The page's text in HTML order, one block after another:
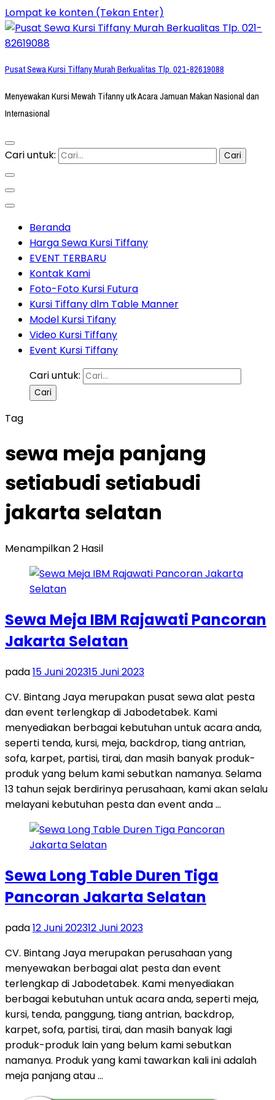
Lompat ke konten (Tekan Enter)
Pusat Sewa Kursi Tiffany Murah Berkualitas Tlp. 021-82619088
Menyewakan Kursi Mewah Tifanny utk Acara Jamuan Makan Nasional dan
Internasional
Cari untuk:
Beranda
Harga Sewa Kursi Tiffany
EVENT TERBARU
Kontak Kami
Foto-Foto Kursi Futura
Kursi Tiffany dlm Table Manner
Model Kursi Tifany
Video Kursi Tiffany
Event Kursi Tiffany
Cari untuk:
Tag
sewa meja panjang
setiabudi setiabudi
jakarta selatan
Menampilkan 2 Hasil
Sewa Meja IBM Rajawati Pancoran
Jakarta Selatan
pada15 Juni 202315 Juni 2023
CV. Bintang Jaya merupakan pusat sewa alat pesta
dan event terlengkap di Jabodetabek. Kami
menyediakan berbagai kebutuhan untuk acara anda,
seperti tenda, kursi, meja, backdrop, tiang antrian,
sofa, karpet, partisi, tirai, dan masih banyak produk-
produk yang belum kami sebutkan namanya. Selama
13 tahun sejak berdirinya perusahaan, kami akan selalu
melayani kebutuhan pesta dan event anda …
Sewa Long Table Duren Tiga
Pancoran Jakarta Selatan
pada12 Juni 202312 Juni 2023
CV. Bintang Jaya merupakan perusahaan yang
menyewakan berbagai alat pesta dan event
terlengkap di Jabodetabek. Kami menyediakan
berbagai kebutuhan untuk acara anda, seperti meja,
kursi, tenda, panggung, tiang antrian, backdrop,
karpet, sofa, partisi, tirai, dan masih banyak lagi
produk-produk lain yang belum kami sebutkan
namanya. Produk yang kami tawarkan kali ini adalah
meja panjang atau …